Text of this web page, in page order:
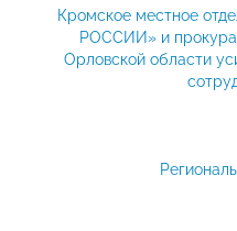
Кромское местное
РОССИИ» и
Орловской области